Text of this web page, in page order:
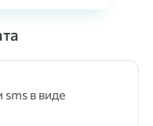
sms в виде